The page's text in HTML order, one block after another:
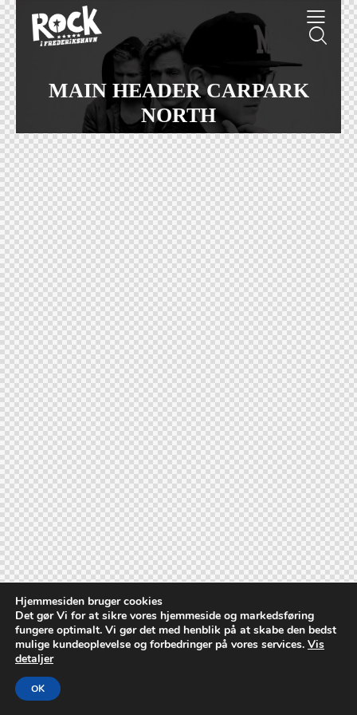
MAIN HEADER CARPARK
NORTH
Hjemmesiden bruger cookies
Det gør Vi for at sikre vores hjemmeside og markedsføring
fungere optimalt. Vi gør det med henblik på at skabe den bedst
mulige kundeoplevelse og forbedringer på vores services. Vis
detaljer
OK